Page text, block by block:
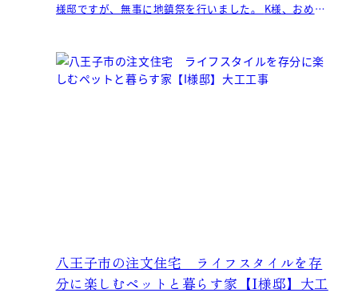
様邸ですが、無事に地鎮祭を行いました。 K様、おめで
八王子市の注文住宅 ライフスタイルを存
分に楽しむペットと暮らす家【I様邸】大工